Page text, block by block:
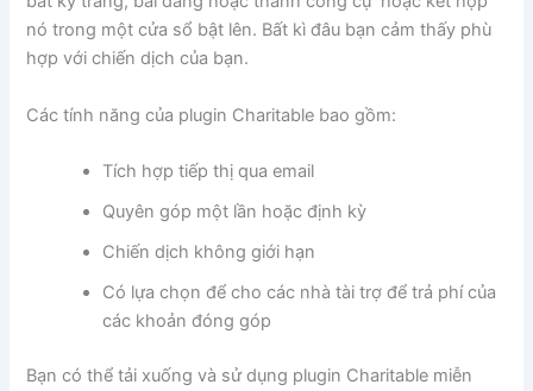
nó trong một cửa sổ bật lên. Bất kì đâu bạn cảm thấy phù
hợp với chiến dịch của bạn.
Các tính năng của plugin Charitable bao gồm:
Tích hợp tiếp thị qua email
Quyên góp một lần hoặc định kỳ
Chiến dịch không giới hạn
Có lựa chọn để cho các nhà tài trợ để trả phí của
các khoản đóng góp
Bạn có thể tải xuống và sử dụng plugin Charitable miễn